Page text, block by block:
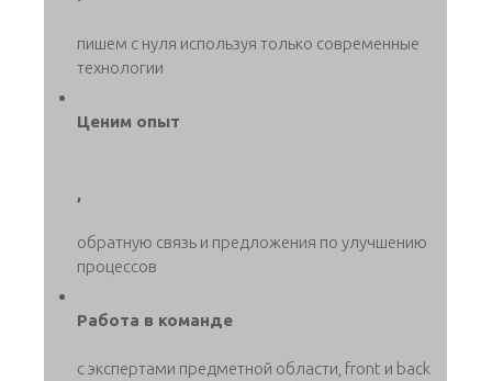
пишем с нуля используя только современные
технологии
Ценим опыт
,
обратную связь и предложения по улучшению
процессов
Работа в команде
с экспертами предметной области, front и back